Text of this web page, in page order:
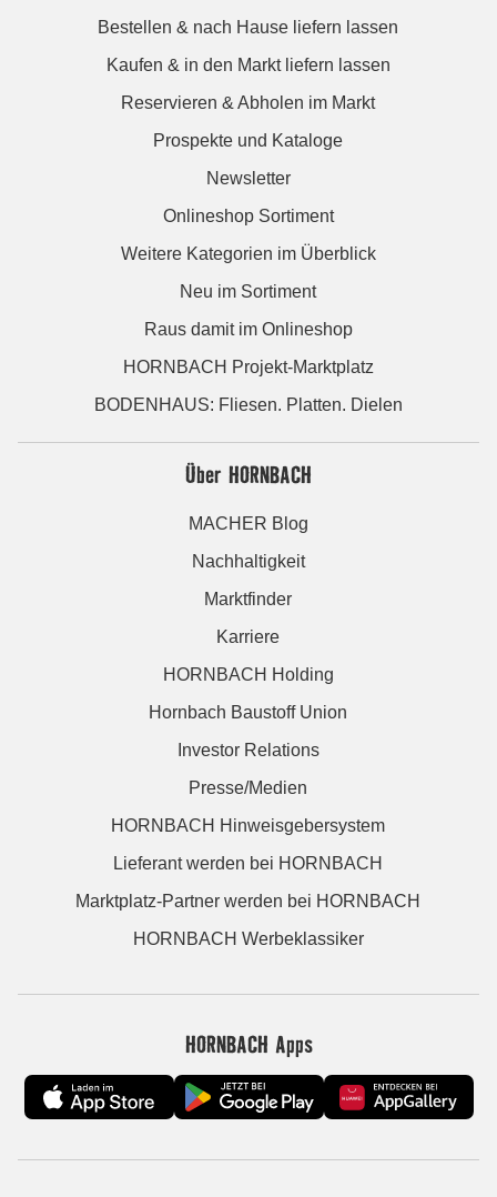
Bestellen & nach Hause liefern lassen
Kaufen & in den Markt liefern lassen
Reservieren & Abholen im Markt
Prospekte und Kataloge
Newsletter
Onlineshop Sortiment
Weitere Kategorien im Überblick
Neu im Sortiment
Raus damit im Onlineshop
HORNBACH Projekt-Marktplatz
BODENHAUS: Fliesen. Platten. Dielen
Über HORNBACH
MACHER Blog
Nachhaltigkeit
Marktfinder
Karriere
HORNBACH Holding
Hornbach Baustoff Union
Investor Relations
Presse/Medien
HORNBACH Hinweisgebersystem
Lieferant werden bei HORNBACH
Marktplatz-Partner werden bei HORNBACH
HORNBACH Werbeklassiker
HORNBACH Apps